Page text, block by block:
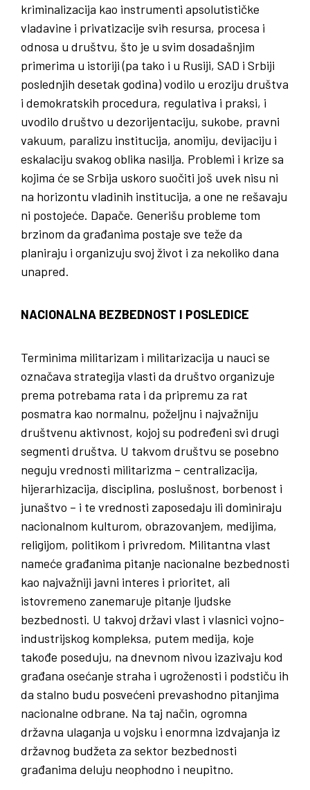
kriminalizacija kao instrumenti apsolutističke
vladavine i privatizacije svih resursa, procesa i
odnosa u društvu, što je u svim dosadašnjim
primerima u istoriji (pa tako i u Rusiji, SAD i Srbiji
poslednjih desetak godina) vodilo u eroziju društva
i demokratskih procedura, regulativa i praksi, i
uvodilo društvo u dezorijentaciju, sukobe, pravni
vakuum, paralizu institucija, anomiju, devijaciju i
eskalaciju svakog oblika nasilja. Problemi i krize sa
kojima će se Srbija uskoro suočiti još uvek nisu ni
na horizontu vladinih institucija, a one ne rešavaju
ni postojeće. Dapače. Generišu probleme tom
brzinom da građanima postaje sve teže da
planiraju i organizuju svoj život i za nekoliko dana
unapred.
NACIONALNA BEZBEDNOST I POSLEDICE
Terminima militarizam i militarizacija u nauci se
označava strategija vlasti da društvo organizuje
prema potrebama rata i da pripremu za rat
posmatra kao normalnu, poželjnu i najvažniju
društvenu aktivnost, kojoj su podređeni svi drugi
segmenti društva. U takvom društvu se posebno
neguju vrednosti militarizma – centralizacija,
hijerarhizacija, disciplina, poslušnost, borbenost i
junaštvo – i te vrednosti zaposedaju ili dominiraju
nacionalnom kulturom, obrazovanjem, medijima,
religijom, politikom i privredom. Militantna vlast
nameće građanima pitanje nacionalne bezbednosti
kao najvažniji javni interes i prioritet, ali
istovremeno zanemaruje pitanje ljudske
bezbednosti. U takvoj državi vlast i vlasnici vojno-
industrijskog kompleksa, putem medija, koje
takođe poseduju, na dnevnom nivou izazivaju kod
građana osećanje straha i ugroženosti i podstiču ih
da stalno budu posvećeni prevashodno pitanjima
nacionalne odbrane. Na taj način, ogromna
državna ulaganja u vojsku i enormna izdvajanja iz
državnog budžeta za sektor bezbednosti
građanima deluju neophodno i neupitno.